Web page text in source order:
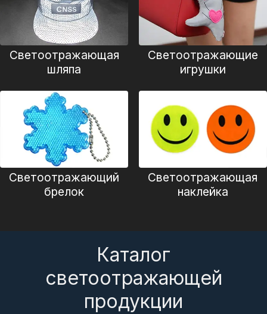
Сертификат
Каталог
Видео
Светоотражающая
шляпа
Светоотражающие
игрушки
Светоотражающий
брелок
Светоотражающая
наклейка
Каталог
светоотражающей
продукции